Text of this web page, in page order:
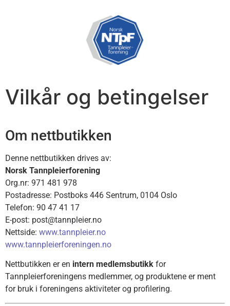
Vilkår og betingelser
Om nettbutikken
Denne nettbutikken drives av:
Norsk Tannpleierforening
Org.nr: 971 481 978
Postadresse: Postboks 446 Sentrum, 0104 Oslo
Telefon: 90 47 41 17
E-post: post@tannpleier.no
Nettside: www.tannpleier.no
www.tannpleierforeningen.no
Nettbutikken er en intern medlemsbutikk for
Tannpleierforeningens medlemmer, og produktene er ment
for bruk i foreningens aktiviteter og profilering.